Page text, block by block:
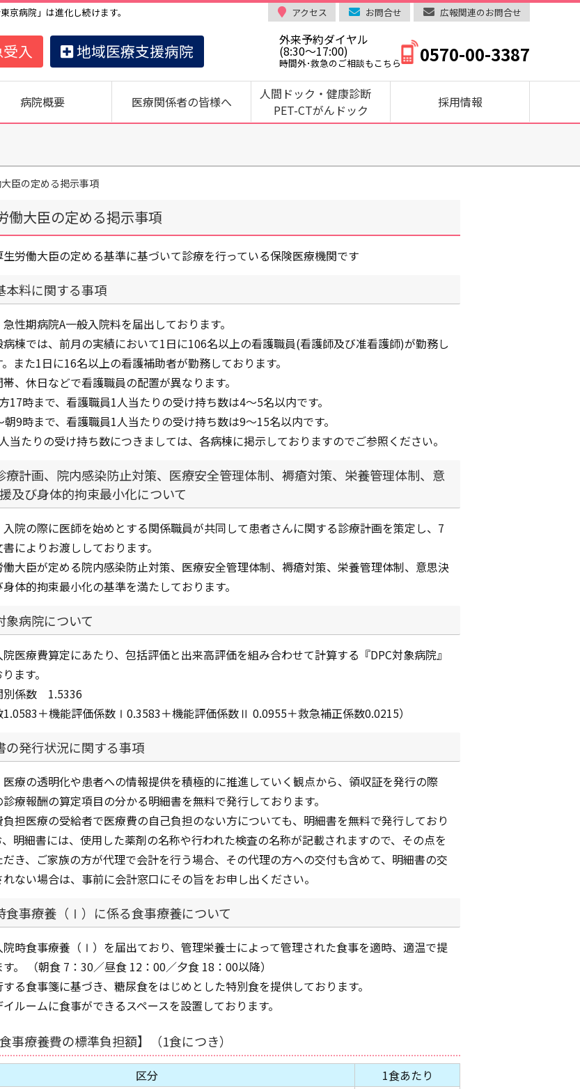
京病院」は進化し続けます。 アクセス お問合せ 広報関連のお問合せ
入 地域医療支援病院
外来予約ダイヤル
(8:30～17:00)
時間外･救急のご相談もこちら 0570-00-3387
病院概要 医療関係者の皆様へ
人間ドック・健康診断
PET-CTがんドック
採用情報
臣の定める掲示事項
働大臣の定める掲示事項
労働大臣の定める基準に基づいて診療を行っている保険医療機関です
本料に関する事項
性期病院A一般入院料を届出しております。
棟では、前月の実績において1日に106名以上の看護職員(看護師及び准看護師)が勤務し
また1日に16名以上の看護補助者が勤務しております。
、休日などで看護職員の配置が異なります。
17時まで、看護職員1人当たりの受け持ち数は4～5名以内です。
朝9時まで、看護職員1人当たりの受け持ち数は9～15名以内です。
当たりの受け持ち数につきましては、各病棟に掲示しておりますのでご参照ください。
療計画、院内感染防止対策、医療安全管理体制、褥瘡対策、栄養管理体制、意
及び身体的拘束最小化について
院の際に医師を始めとする関係職員が共同して患者さんに関する診療計画を策定し、7
によりお渡ししております。
働大臣が定める院内感染防止対策、医療安全管理体制、褥瘡対策、栄養管理体制、意思決
体的拘束最小化の基準を満たしております。
象病院について
医療費算定にあたり、包括評価と出来高評価を組み合わせて計算する『DPC対象病院』
ます。
別係数 1.5336
1.0583＋機能評価係数Ⅰ0.3583＋機能評価係数Ⅱ 0.0955＋救急補正係数0.0215）
の発行状況に関する事項
医療の透明化や患者への情報提供を積極的に推進していく観点から、領収証を発行の際
療報酬の算定項目の分かる明細書を無料で発行しております。
負担医療の受給者で医療費の自己負担のない方についても、明細書を無料で発行しており
、明細書には、使用した薬剤の名称や行われた検査の名称が記載されますので、その点を
だき、ご家族の方が代理で会計を行う場合、その代理の方への交付も含めて、明細書の交
ない場合は、事前に会計窓口にその旨をお申し出ください。
食事療養（Ⅰ）に係る食事療養について
院時食事療養（Ⅰ）を届出ており、管理栄養士によって管理された食事を適時、適温で提
。 （朝食 7：30／昼食 12：00／夕食 18：00以降）
る食事箋に基づき、糖尿食をはじめとした特別食を提供しております。
ルームに食事ができるスペースを設置しております。
食事療養費の標準負担額】（1食につき）
区分
1食あたり